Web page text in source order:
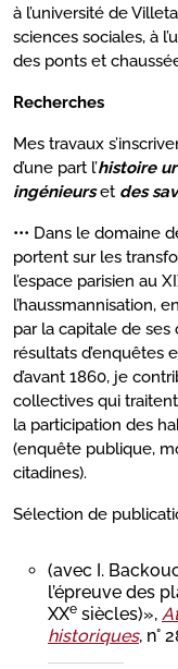
à l’université de
sciences sociales, à
des ponts et
Recherches
Mes travaux
d’une part l’histoire
ingénieurset des
••• Dans le domaine
portent sur les
l’espace parisien au
l’haussmannisation,
par la capitale de
résultats d’enquêtes
d’avant 1860, je
collectives qui
la participation des
(enquête publique,
citadines).
Sélection de
(avec I.
l’épreuve des
XXe siècles)»,
historiques, n°